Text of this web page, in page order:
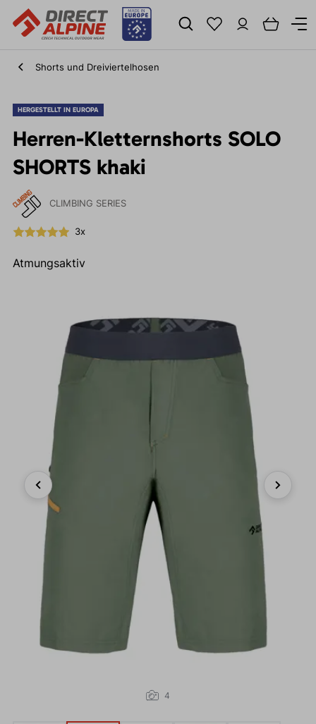
Shorts und Dreiviertelhosen
HERGESTELLT IN EUROPA
Herren-Kletternshorts SOLO
SHORTS khaki
CLIMBING SERIES
3x
Atmungsaktiv
Previous
4